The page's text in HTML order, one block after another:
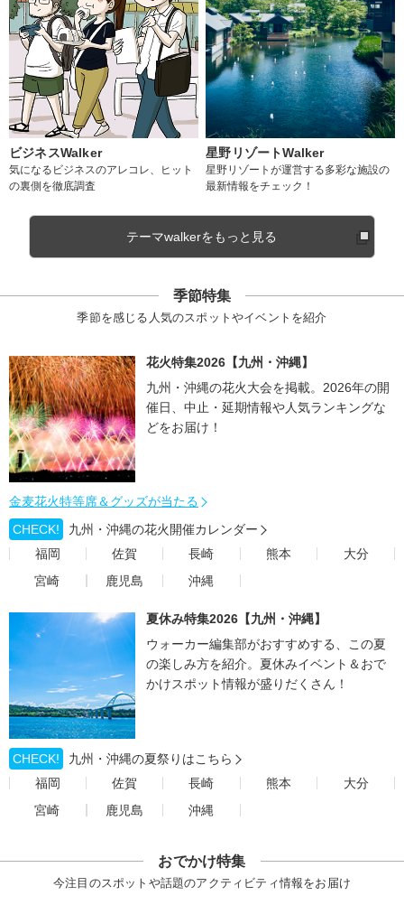
ビジネスWalker
気になるビジネスのアレコレ、ヒット
の裏側を徹底調査
星野リゾートWalker
星野リゾートが運営する多彩な施設の
最新情報をチェック！
テーマwalkerをもっと見る
季節特集
季節を感じる人気のスポットやイベントを紹介
花火特集2026【九州・沖縄】
九州・沖縄の花火大会を掲載。2026年の開
催日、中止・延期情報や人気ランキングな
どをお届け！
金麦花火特等席＆グッズが当たる
CHECK!
九州・沖縄の花火開催カレンダー
福岡
佐賀 長崎 熊本
大分
宮崎
鹿児島 沖縄
夏休み特集2026【九州・沖縄】
ウォーカー編集部がおすすめする、この夏
の楽しみ方を紹介。夏休みイベント＆おで
かけスポット情報が盛りだくさん！
CHECK!
九州・沖縄の夏祭りはこちら
福岡
佐賀 長崎 熊本
大分
宮崎
鹿児島 沖縄
おでかけ特集
今注目のスポットや話題のアクティビティ情報をお届け